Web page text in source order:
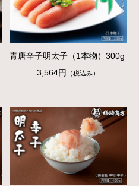
青唐辛子明太子（1本物）300g
3,564円
（税込み）